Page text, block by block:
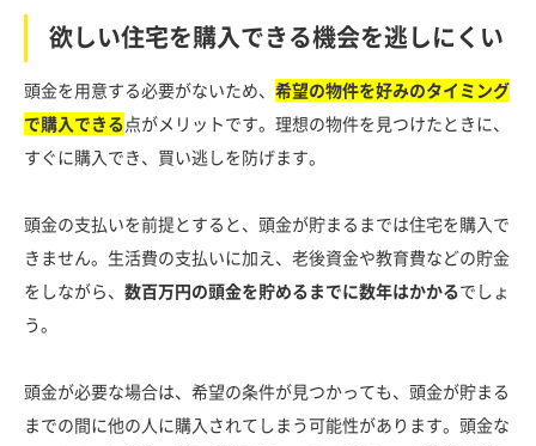
欲しい住宅を購入できる機会を逃しにくい
頭金を用意する必要がないため、 希望の物件を好みのタイミング
で購入できる点がメリットです。理想の物件を見つけたときに、
すぐに購入でき、買い逃しを防げます。
頭金の支払いを前提とすると、頭金が貯まるまでは住宅を購入で
きません。生活費の支払いに加え、老後資金や教育費などの貯金
をしながら、 数百万円の頭金を貯めるまでに数年はかかるでしょ
う。
頭金が必要な場合は、希望の条件が見つかっても、頭金が貯まる
までの間に他の人に購入されてしまう可能性があります。頭金な